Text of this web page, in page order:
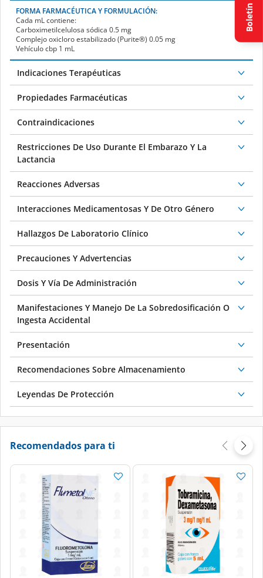
FORMA FARMACÉUTICA Y FORMULACIÓN:
Cada mL contiene:
Carboximetilcelulosa sódica 0.5 mg
Complejo oxicloro estabilizado (Purite®) 0.05 mg
Vehículo cbp 1 mL
Indicaciones Terapéuticas
Propiedades Farmacéuticas
Contraindicaciones
Restricciones De Uso Durante El Embarazo Y La
Lactancia
Reacciones Adversas
Interacciones Medicamentosas Y De Otro Género
Hallazgos De Laboratorio Clínico
Precauciones Y Advertencias
Dosis Y Vía De Administración
Manifestaciones Y Manejo De La Sobredosificación O
Ingesta Accidental
Presentación
Recomendaciones Sobre Almacenamiento
Leyendas De Protección
Recomendados para ti
Boletín